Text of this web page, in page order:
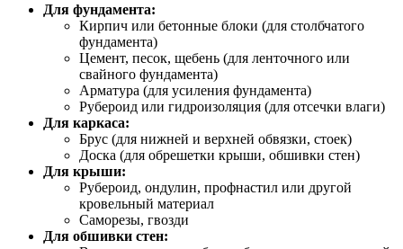
Для фундамента:
Кирпич или бетонные блоки (для столбчатого
фундамента)
Цемент, песок, щебень (для ленточного или
свайного фундамента)
Арматура (для усиления фундамента)
Рубероид или гидроизоляция (для отсечки влаги)
Для каркаса:
Брус (для нижней и верхней обвязки, стоек)
Доска (для обрешетки крыши, обшивки стен)
Для крыши:
Рубероид, ондулин, профнастил или другой
кровельный материал
Саморезы, гвозди
Для обшивки стен: